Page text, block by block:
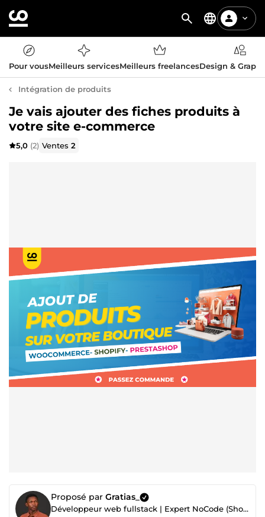
Pour vousMeilleurs servicesMeilleurs freelancesDesign &
Intégration de produits
Je vais ajouter des fiches produits à
votre site e-commerce
5,0 (2) Ventes2
Proposé par Gratias_
Développeur web fullstack | Expert NoCode (Shopify, Prestashop, WordPress)